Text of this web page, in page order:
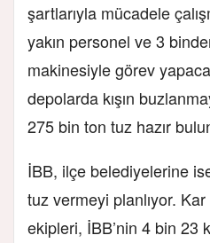
şartlarıyla mücadele
yakın personel ve 3
makinesiyle görev
depolarda kışın
275 bin ton tuz hazır
İBB, ilçe belediyelerine
tuz vermeyi planlıyor.
ekipleri, İBB’nin 4 bin 23